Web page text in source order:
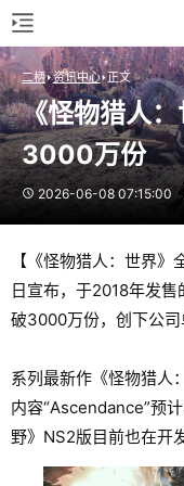
二柄 资讯中心 正文
《怪物猎人
3000万份
2026-06-08 07:15:00
【《怪物猎人：世界
日宣布，于2018年发
破3000万份，创下公司
系列最新作《怪物猎人
内容“Ascendance”预
野》NS2版目前也在开